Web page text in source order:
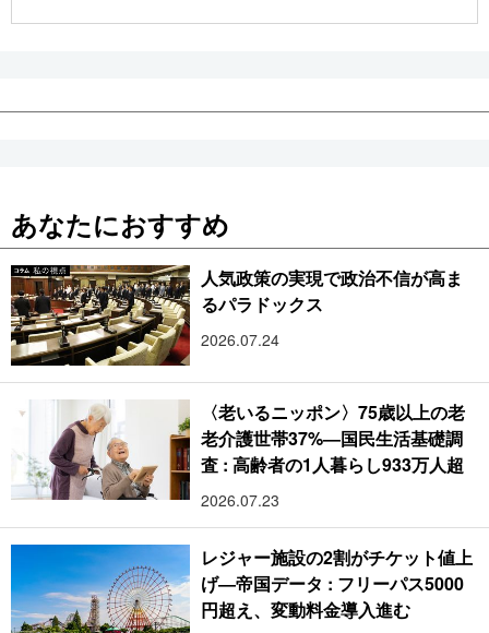
あなたにおすすめ
人気政策の実現で政治不信が高ま
るパラドックス
2026.07.24
〈老いるニッポン〉75歳以上の老
老介護世帯37%―国民生活基礎調
査 : 高齢者の1人暮らし933万人超
2026.07.23
レジャー施設の2割がチケット値上
げ―帝国データ : フリーパス5000
円超え、変動料金導入進む